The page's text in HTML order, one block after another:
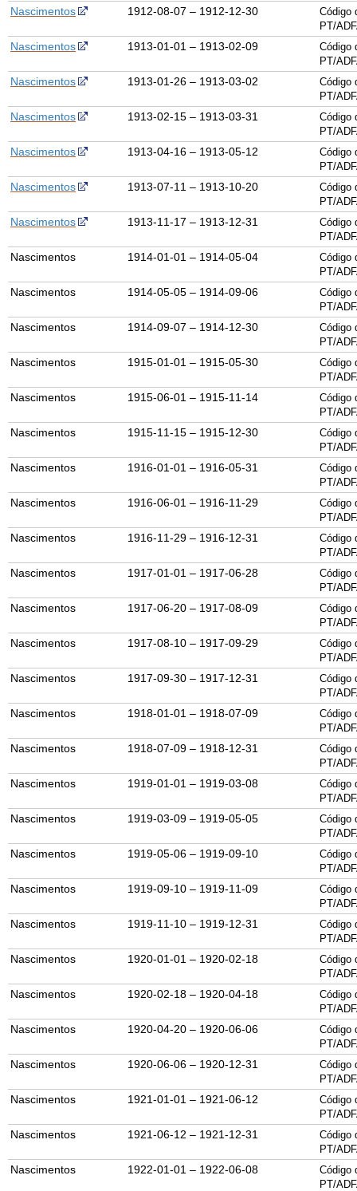
Nascimentos 1912-08-07 – 1912-12-30
Código
PT/
Nascimentos 1913-01-01 – 1913-02-09
Código
PT/
Nascimentos 1913-01-26 – 1913-03-02
Código
PT/
Nascimentos 1913-02-15 – 1913-03-31
Código
PT/
Nascimentos 1913-04-16 – 1913-05-12
Código
PT/
Nascimentos 1913-07-11 – 1913-10-20
Código
PT/
Nascimentos 1913-11-17 – 1913-12-31
Código
PT/
Nascimentos 1914-01-01 – 1914-05-04
Código
PT/
Nascimentos 1914-05-05 – 1914-09-06
Código
PT/
Nascimentos 1914-09-07 – 1914-12-30
Código
PT/
Nascimentos 1915-01-01 – 1915-05-30
Código
PT/
Nascimentos 1915-06-01 – 1915-11-14
Código
PT/
Nascimentos 1915-11-15 – 1915-12-30
Código
PT/
Nascimentos 1916-01-01 – 1916-05-31
Código
PT/
Nascimentos 1916-06-01 – 1916-11-29
Código
PT/
Nascimentos 1916-11-29 – 1916-12-31
Código
PT/
Nascimentos 1917-01-01 – 1917-06-28
Código
PT/
Nascimentos 1917-06-20 – 1917-08-09
Código
PT/
Nascimentos 1917-08-10 – 1917-09-29
Código
PT/
Nascimentos 1917-09-30 – 1917-12-31
Código
PT/
Nascimentos 1918-01-01 – 1918-07-09
Código
PT/
Nascimentos 1918-07-09 – 1918-12-31
Código
PT/
Nascimentos 1919-01-01 – 1919-03-08
Código
PT/
Nascimentos 1919-03-09 – 1919-05-05
Código
PT/
Nascimentos 1919-05-06 – 1919-09-10
Código
PT/
Nascimentos 1919-09-10 – 1919-11-09
Código
PT/
Nascimentos 1919-11-10 – 1919-12-31
Código
PT/
Nascimentos 1920-01-01 – 1920-02-18
Código
PT/
Nascimentos 1920-02-18 – 1920-04-18
Código
PT/
Nascimentos 1920-04-20 – 1920-06-06
Código
PT/
Nascimentos 1920-06-06 – 1920-12-31
Código
PT/
Nascimentos 1921-01-01 – 1921-06-12
Código
PT/
Nascimentos 1921-06-12 – 1921-12-31
Código
PT/
Nascimentos 1922-01-01 – 1922-06-08
Código
PT/